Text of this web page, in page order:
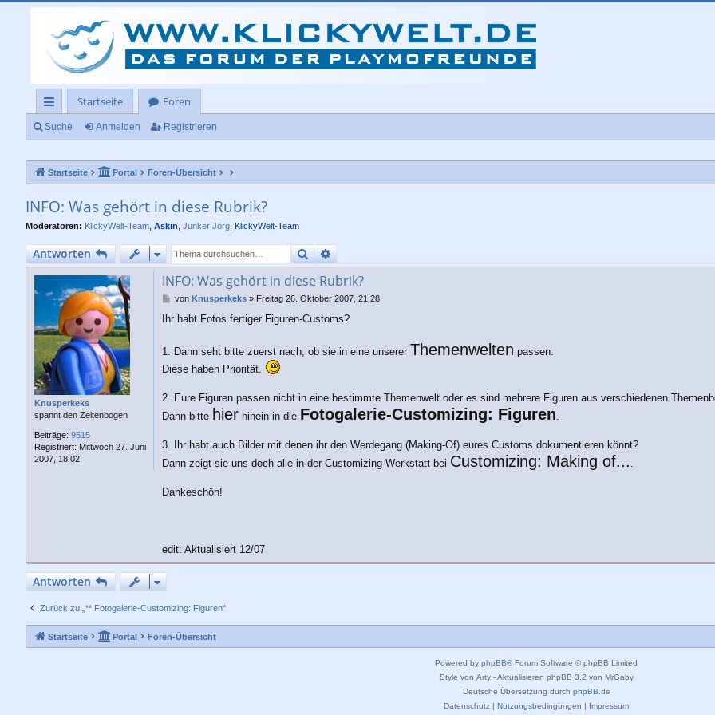
ch
llz
ug
rif
f
Startseite
Foren
Suche Anmelden Registrieren
Startseite Portal Foren-Übersicht
INFO: Was gehört in diese Rubrik?
Moderatoren: KlickyWelt-Team Askin Junker Jörg KlickyWelt-Team
Antworten SucheErweiterte Suche
Knusperkeks
spannt den Zeitenbogen
Beiträge: 9515
Registriert: Mittwoch 27. Juni
2007, 18:02
INFO: Was gehört in diese Rubrik?
B
i
a
g
von Knusperkeks» Freitag 26. Oktober 2007, 21:28
Ihr habt Fotos fertiger Figuren-Customs?
1. Dann seht bitte zuerst nach, ob sie in eine unserer Themenwelten passen.
Diese haben Priorität.
2. Eure Figuren passen nicht in eine bestimmte Themenwelt oder es sind mehrere Figuren aus verschiedenen
Dann bitte hier hinein in die Fotogalerie-Customizing: Figuren
3. Ihr habt auch Bilder mit denen ihr den Werdegang (Making-Of) eures Customs dokumentieren könnt?
Dann zeigt sie uns doch alle in der Customizing-Werkstatt bei Customizing: Making of...
Dankeschön!
edit: Aktualisiert 12/07
Antworten
Zurück zu „** Fotogalerie-Customizing: Figuren“
Startseite Portal Foren-Übersicht
Powered by phpBB® Forum Software © phpBB Limited
Style von Arty- Aktualisieren phpBB 3.2 von MrGaby
Deutsche Übersetzung durch phpBB.de
Datenschutz | Nutzungsbedingungen | Impressum